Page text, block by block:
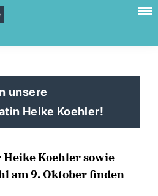
unsere
Heike Koehler!
Koehler sowie
am 9. Oktober finden